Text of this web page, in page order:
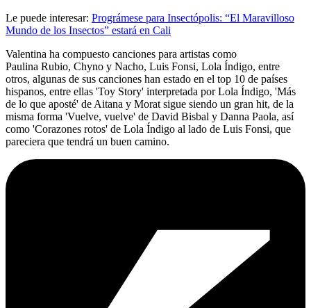
Le puede interesar: Prográmese para Insectópolis: “El Maravilloso
Mundo de los Insectos” estará en Cali
Valentina ha compuesto canciones para artistas como
Paulina Rubio, Chyno y Nacho, Luis Fonsi, Lola Índigo, entre
otros, algunas de sus canciones han estado en el top 10 de países
hispanos, entre ellas 'Toy Story' interpretada por Lola Índigo, 'Más
de lo que aposté' de Aitana y Morat sigue siendo un gran hit, de la
misma forma 'Vuelve, vuelve' de David Bisbal y Danna Paola, así
como 'Corazones rotos' de Lola Índigo al lado de Luis Fonsi, que
pareciera que tendrá un buen camino.